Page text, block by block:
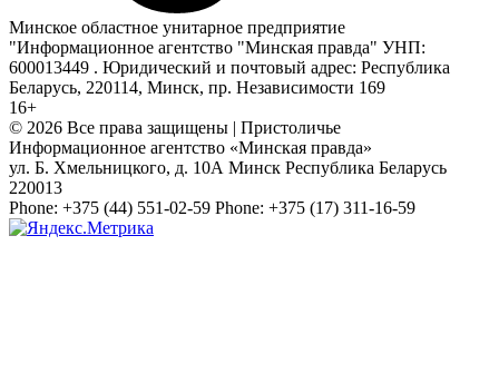
Минское областное унитарное предприятие
"Информационное агентство "Минская правда" УНП:
600013449 . Юридический и почтовый адрес: Республика
Беларусь, 220114, Минск, пр. Независимости 169
16+
© 2026 Все права защищены | Пристоличье
Информационное агентство «Минская правда»
ул. Б. Хмельницкого, д. 10А Минск Республика Беларусь
220013
Phone: +375 (44) 551-02-59 Phone: +375 (17) 311-16-59